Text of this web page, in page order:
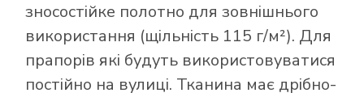
зносостійке полотно для зовнішнього
використання (щільність 115 г/м²). Для
прапорів які будуть використовуватися
постійно на вулиці. Тканина має дрібно-